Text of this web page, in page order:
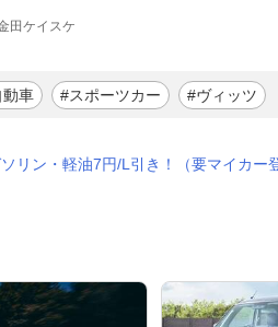
田ケイスケ
動車 #スポーツカー #ヴィッツ
リン・軽油7円/L引き！（要マイカー